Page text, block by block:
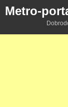
Metro-